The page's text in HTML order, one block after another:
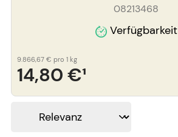
08213468
Verfügbarkeit
14,80 €¹
9.866,67 € pro 1 kg